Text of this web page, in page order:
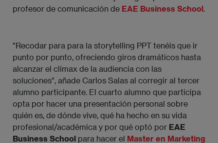
profesor de comunicación de EAE Business School.
"Recodar para para la storytelling PPT tenéis que ir
punto por punto, ofreciendo giros dramáticos hasta
alcanzar el clímax de la audiencia con las
soluciones", añade Carlos Salas al corregir al tercer
alumno participante. El cuarto alumno que participa
opta por hacer una presentación personal sobre
quién es, de dónde vive, qué ha hecho en su vida
profesional/académica y por qué optó por EAE
Business School para hacer el Master en Marketing